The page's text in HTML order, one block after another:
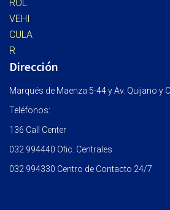
Dirección
Marqués de Maenza 5-44 y Av. Quijano y
Teléfonos:
136 Call Center
032 994440 Ofic. Centrales
032 994330 Centro de Contacto 24/7